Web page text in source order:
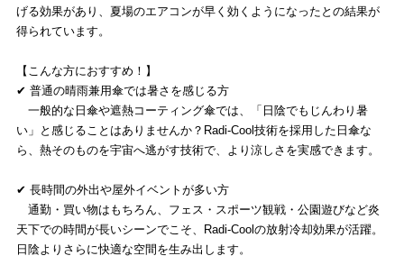
げる効果があり、夏場のエアコンが早く効くようになったとの結果が
得られています。
【こんな方におすすめ！】
✔ 普通の晴雨兼用傘では暑さを感じる方
一般的な日傘や遮熱コーティング傘では、「日陰でもじんわり暑
い」と感じることはありませんか？Radi-Cool技術を採用した日傘な
ら、熱そのものを宇宙へ逃がす技術で、より涼しさを実感できます。
✔ 長時間の外出や屋外イベントが多い方
通勤・買い物はもちろん、フェス・スポーツ観戦・公園遊びなど炎
天下での時間が長いシーンでこそ、Radi-Coolの放射冷却効果が活躍。
日陰よりさらに快適な空間を生み出します。